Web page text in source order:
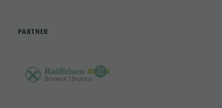
PARTNER